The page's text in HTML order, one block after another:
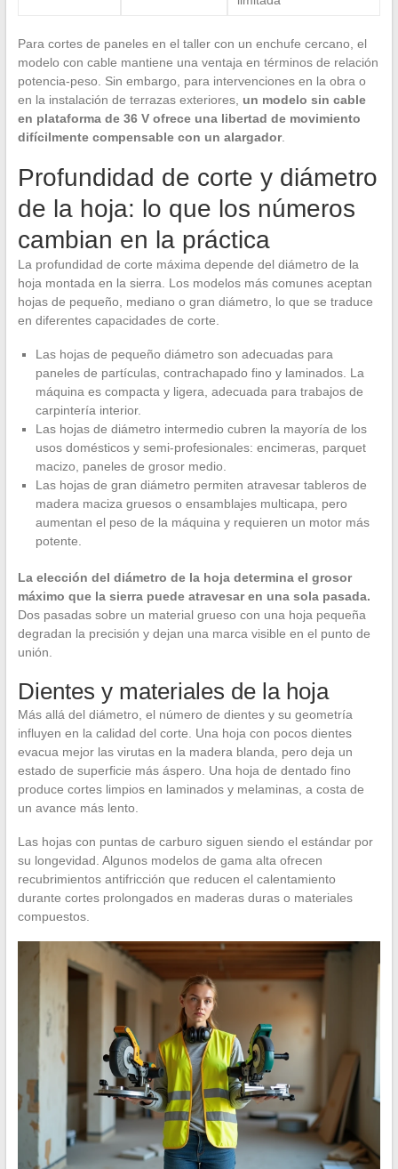
Para cortes de paneles en el taller con un enchufe cercano, el
modelo con cable mantiene una ventaja en términos de relación
potencia-peso. Sin embargo, para intervenciones en la obra o
en la instalación de terrazas exteriores, un modelo sin cable
en plataforma de 36 V ofrece una libertad de movimiento
difícilmente compensable con un alargador.
Profundidad de corte y diámetro
de la hoja: lo que los números
cambian en la práctica
La profundidad de corte máxima depende del diámetro de la
hoja montada en la sierra. Los modelos más comunes aceptan
hojas de pequeño, mediano o gran diámetro, lo que se traduce
en diferentes capacidades de corte.
Las hojas de pequeño diámetro son adecuadas para
paneles de partículas, contrachapado fino y laminados. La
máquina es compacta y ligera, adecuada para trabajos de
carpintería interior.
Las hojas de diámetro intermedio cubren la mayoría de los
usos domésticos y semi-profesionales: encimeras, parquet
macizo, paneles de grosor medio.
Las hojas de gran diámetro permiten atravesar tableros de
madera maciza gruesos o ensamblajes multicapa, pero
aumentan el peso de la máquina y requieren un motor más
potente.
La elección del diámetro de la hoja determina el grosor
máximo que la sierra puede atravesar en una sola pasada.
Dos pasadas sobre un material grueso con una hoja pequeña
degradan la precisión y dejan una marca visible en el punto de
unión.
Dientes y materiales de la hoja
Más allá del diámetro, el número de dientes y su geometría
influyen en la calidad del corte. Una hoja con pocos dientes
evacua mejor las virutas en la madera blanda, pero deja un
estado de superficie más áspero. Una hoja de dentado fino
produce cortes limpios en laminados y melaminas, a costa de
un avance más lento.
Las hojas con puntas de carburo siguen siendo el estándar por
su longevidad. Algunos modelos de gama alta ofrecen
recubrimientos antifricción que reducen el calentamiento
durante cortes prolongados en maderas duras o materiales
compuestos.